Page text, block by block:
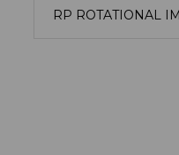
RP ROTATIONAL